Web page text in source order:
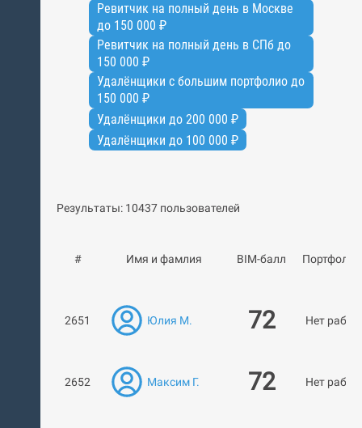
Ревитчик на полный день в Москве
до 150 000 ₽
Ревитчик на полный день в СПб до
150 000 ₽
Удалёнщики с большим портфолио до
150 000 ₽
Удалёнщики до 200 000 ₽
Удалёнщики до 100 000 ₽
Результаты: 10437 пользователей
# Имя и фамлия BIM-балл Портфолио
2651 Юлия М. 72 Нет работ
2652 Максим Г. 72 Нет работ